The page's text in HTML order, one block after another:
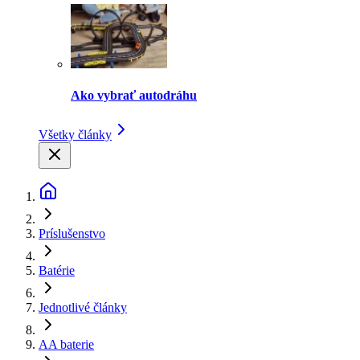
Ako vybrať autodráhu
Všetky články
Príslušenstvo
Batérie
Jednotlivé články
AA baterie